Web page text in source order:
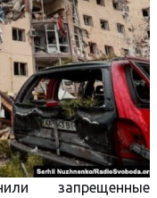
запрещенные